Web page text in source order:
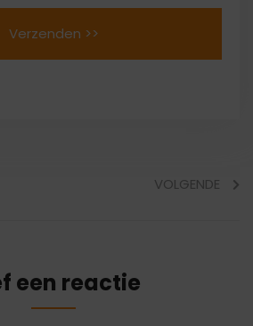
VOLGENDE
een reactie